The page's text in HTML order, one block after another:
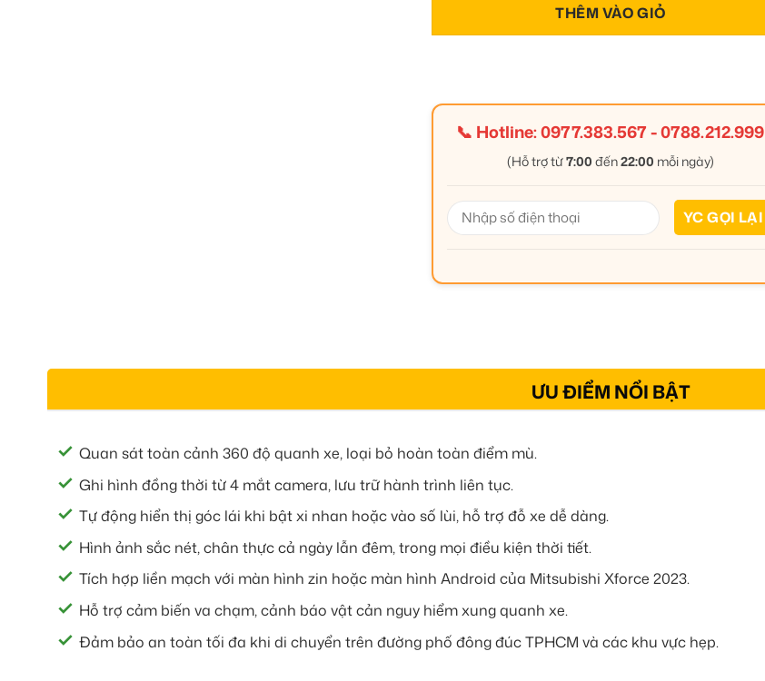
THÊM VÀO GIỎ
📞 Hotline:0977.383.567-0788.212.999
(Hỗ trợ từ7:00 đến22:00 mỗi ngày)
ƯU ĐIỂM NỔI BẬT
Quan sát toàn cảnh 360 độ quanh xe, loại bỏ hoàn toàn điểm mù.
Ghi hình đồng thời từ 4 mắt camera, lưu trữ hành trình liên tục.
Tự động hiển thị góc lái khi bật xi nhan hoặc vào số lùi, hỗ trợ đỗ xe dễ dàng.
Hình ảnh sắc nét, chân thực cả ngày lẫn đêm, trong mọi điều kiện thời tiết.
Tích hợp liền mạch với màn hình zin hoặc màn hình Android của Mitsubishi Xforce 2023.
Hỗ trợ cảm biến va chạm, cảnh báo vật cản nguy hiểm xung quanh xe.
Đảm bảo an toàn tối đa khi di chuyển trên đường phố đông đúc TPHCM và các khu vực hẹp.